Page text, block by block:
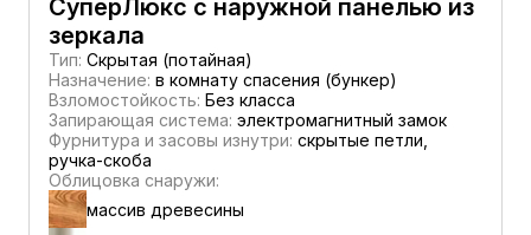
СуперЛюкс с наружной панелью из
зеркала
Тип: Скрытая (потайная)
Назначение: в комнату спасения (бункер)
Взломостойкость: Без класса
Запирающая система: электромагнитный замок
Фурнитура и засовы изнутри: скрытые петли,
ручка-скоба
Облицовка снаружи:
массив древесины